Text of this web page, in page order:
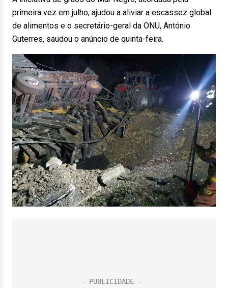
primeira vez em julho, ajudou a aliviar a escassez global
de alimentos e o secretário-geral da ONU, António
Guterres, saudou o anúncio de quinta-feira.